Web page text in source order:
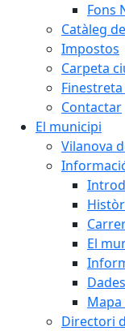
Fons
Catàleg
Impostos
Carpeta
Contactar
El municipi
Vilanova
El
Directori